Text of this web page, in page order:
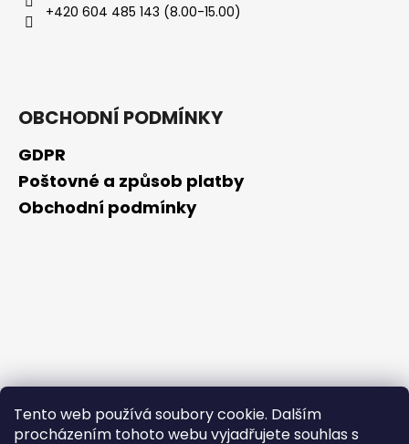
Tento web používá soubory cookie. Dalším
procházením tohoto webu vyjadřujete souhlas s
+420 604 485 143 (8.00-15.00)
OBCHODNÍ PODMÍNKY
GDPR
Poštovné a způsob platby
Obchodní podmínky